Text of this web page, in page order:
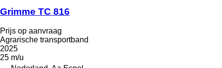
Grimme TC 816
Prijs op aanvraag
Agrarische transportband
2025
25 m/u